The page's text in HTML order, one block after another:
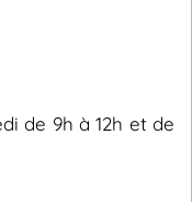
de 9h à 12h et de